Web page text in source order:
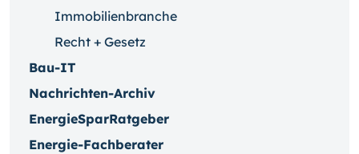
Immobilienbranche
Recht + Gesetz
Bau-IT
Nachrichten-Archiv
EnergieSparRatgeber
Energie-Fachberater